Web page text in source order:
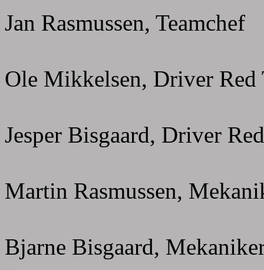
Jan Rasmussen, Teamchef
Ole Mikkelsen, Driver Red
Jesper Bisgaard, Driver
Martin Rasmussen,
Bjarne Bisgaard,